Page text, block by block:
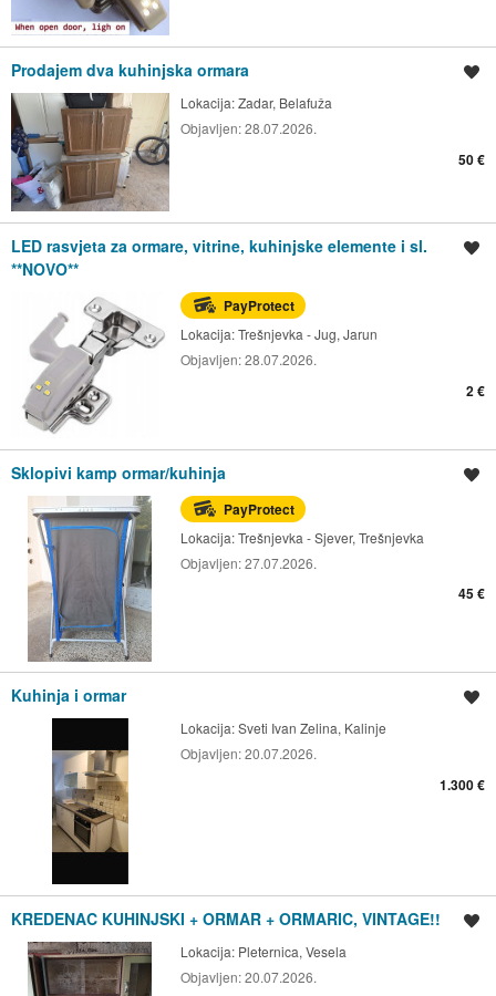
Prodajem dva kuhinjska ormara
Lokacija:Zadar, Belafuža
Objavljen:28.07.2026.
50 €
LED rasvjeta za ormare, vitrine, kuhinjske elemente i sl.
**NOVO**
PayProtect
Lokacija:Trešnjevka - Jug, Jarun
Objavljen:28.07.2026.
2 €
Sklopivi kamp ormar/kuhinja
PayProtect
Lokacija:Trešnjevka - Sjever, Trešnjevka
Objavljen:27.07.2026.
45 €
Kuhinja i ormar
Lokacija:Sveti Ivan Zelina, Kalinje
Objavljen:20.07.2026.
1.300 €
KREDENAC KUHINJSKI + ORMAR + ORMARIC, VINTAGE!!
Lokacija: Pleternica, Vesela
Objavljen:20.07.2026.